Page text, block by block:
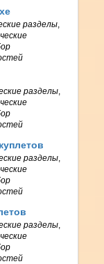
разделы,
разделы,
разделы,
разделы,